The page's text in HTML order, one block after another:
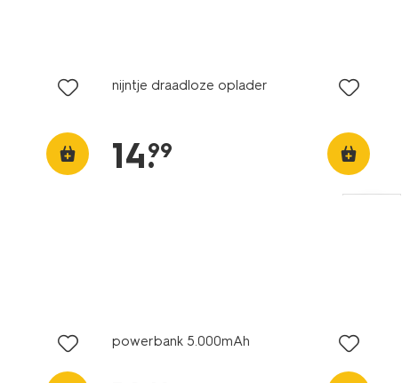
nijntje draadloze oplader
14.
99
powerbank 5.000mAh